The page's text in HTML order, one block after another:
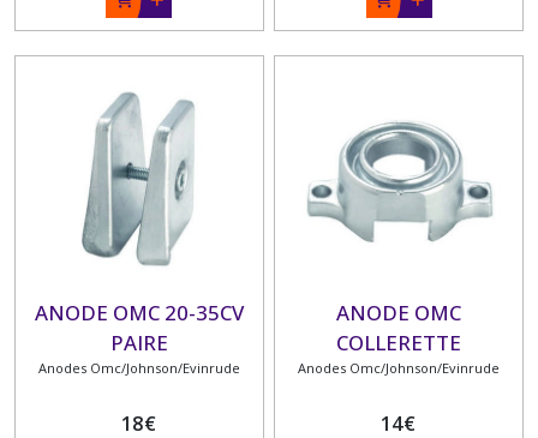
ANODE OMC 20-35CV
PAIRE
Anodes Omc/Johnson/Evinrude
18€
ANODE OMC
COLLERETTE
Anodes Omc/Johnson/Evinrude
14€